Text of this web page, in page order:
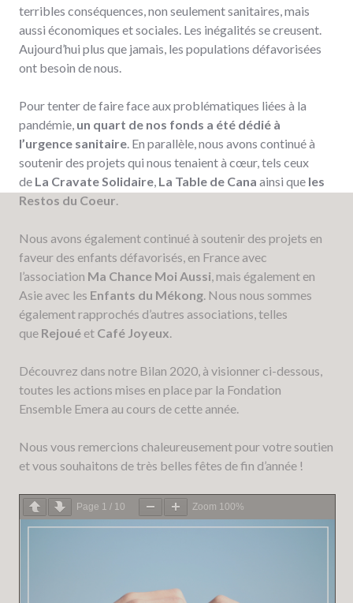
terribles conséquences, non seulement sanitaires, mais
aussi économiques et sociales. Les inégalités se creusent.
Aujourd’hui plus que jamais, les populations défavorisées
ont besoin de nous.
Pour tenter de faire face aux problématiques liées à la
pandémie, un quart de nos fonds a été dédié à
l’urgence sanitaire . En parallèle, nous avons continué à
soutenir des projets qui nous tenaient à cœur, tels ceux
de La Cravate Solidaire La Table de Cana ainsi que les
Restos du Coeur
Nous avons également continué à soutenir des projets en
faveur des enfants défavorisés, en France avec
l’association Ma Chance Moi Aussi , mais également en
Asie avec les Enfants du Mékong . Nous nous sommes
également rapprochés d’autres associations, telles
que Rejoué et Café Joyeux
Découvrez dans notre Bilan 2020, à visionner ci-dessous,
toutes les actions mises en place par la Fondation
Ensemble Emera au cours de cette année.
Nous vous remercions chaleureusement pour votre soutien
et vous souhaitons de très belles fêtes de fin d’année !
Page 1 / 10 Zoom 100%